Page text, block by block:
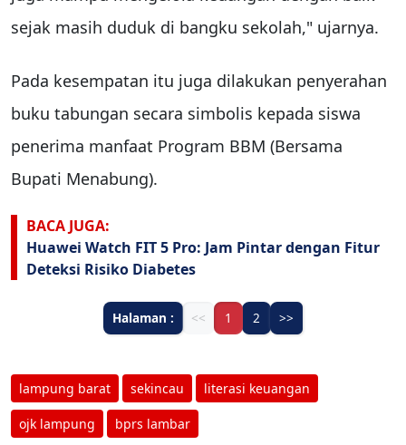
sejak masih duduk di bangku sekolah," ujarnya.
Pada kesempatan itu juga dilakukan penyerahan
buku tabungan secara simbolis kepada siswa
penerima manfaat Program BBM (Bersama
Bupati Menabung).
BACA JUGA:
Huawei Watch FIT 5 Pro: Jam Pintar dengan Fitur
Deteksi Risiko Diabetes
Halaman : << 1 2 >>
lampung barat sekincau literasi keuangan
ojk lampung bprs lambar